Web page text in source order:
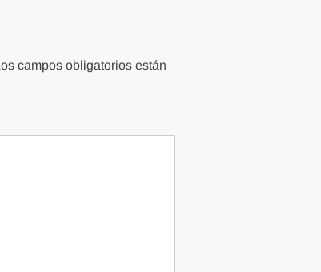
campos obligatorios están